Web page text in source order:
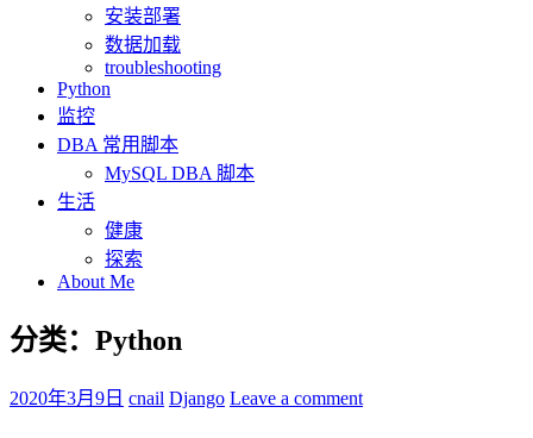
安装部署
数据加载
troubleshooting
Python
监控
DBA 常用脚本
MySQL DBA 脚本
生活
健康
探索
About Me
分类：Python
2020年3月9日 cnail Django Leave a comment